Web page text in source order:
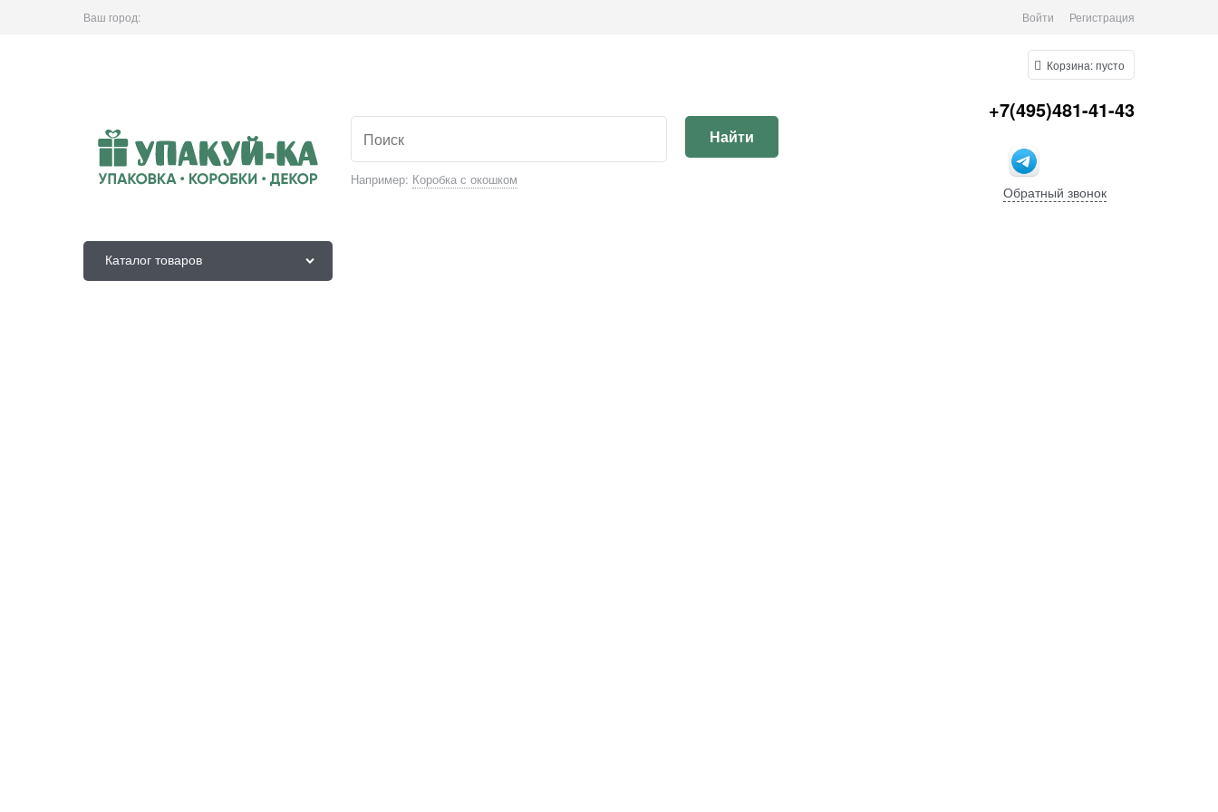
Ваш город: Войти Регистрация
Например: Коробка с окошком
Найти
Корзина:пусто
+7(495)481-41-43
Обратный звонок
Каталог товаров